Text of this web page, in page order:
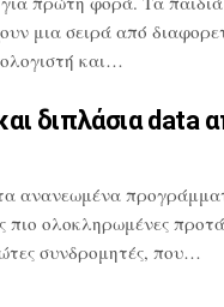
μια σειρά από
και…
διπλάσια data
ανανεωμένα
πιο ολοκληρωμένες
συνδρομητές, που…